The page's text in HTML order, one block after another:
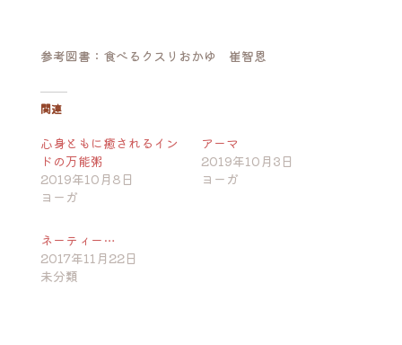
参考図書：食べるクスリおかゆ 崔智恩
関連
心身ともに癒されるイン
ドの万能粥
2019年10月8日
ヨーガ
アーマ
2019年10月3日
ヨーガ
ネーティー…
2017年11月22日
未分類